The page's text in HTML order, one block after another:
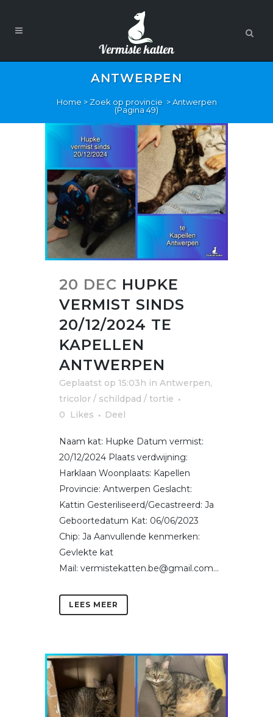
ANTWERPEN
Home>Zoek op provincie >Antwerpen
(Pagina 49)
20 DEC HUPKE
VERMIST SINDS
20/12/2024 TE
KAPELLEN
ANTWERPEN
Geplaatst op 15:03h in Antwerpen,
tricolor / schildpad / tortie
0
Likes Deel
Naam kat: Hupke Datum vermist:
20/12/2024 Plaats verdwijning:
Harklaan Woonplaats: Kapellen
Provincie: Antwerpen Geslacht:
Kattin Gesteriliseerd/Gecastreerd: Ja
Geboortedatum Kat: 06/06/2023
Chip: Ja Aanvullende kenmerken:
Gevlekte kat
Mail: vermistekatten.be@gmail.com...
LEES MEER